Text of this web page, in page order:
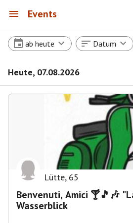
Events
ab heute Datum
Heute, 07.08.2026
Lütte, 65
Benvenuti, Amici 🍸🎵🎶 "La Dolce Vita"mit
Wasserblick